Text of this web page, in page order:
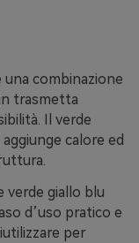
combinazione
trasmetta
Il verde
calore ed
verde giallo blu
d’uso pratico e
per